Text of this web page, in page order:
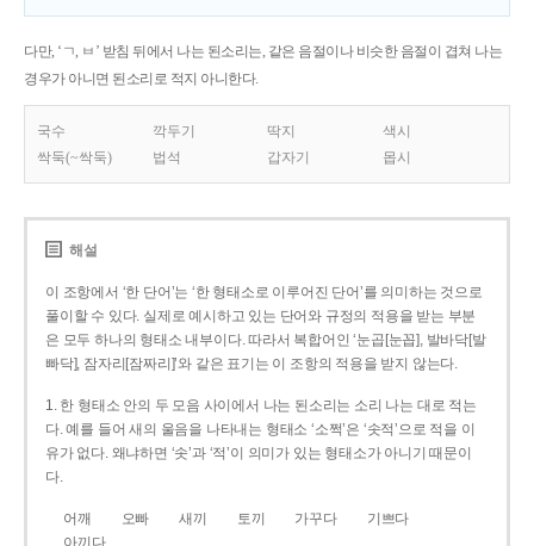
다만, ‘ㄱ, ㅂ’ 받침 뒤에서 나는 된소리는, 같은 음절이나 비슷한 음절이 겹쳐 나는
경우가 아니면 된소리로 적지 아니한다.
국수 깍두기 딱지
색시
싹둑(~싹둑)
법석 갑자기 몹시
해설
이 조항에서 ‘한 단어’는 ‘한 형태소로 이루어진 단어’를 의미하는 것으로
풀이할 수 있다. 실제로 예시하고 있는 단어와 규정의 적용을 받는 부분
은 모두 하나의 형태소 내부이다. 따라서 복합어인 ‘눈곱[눈꼽], 발바닥[발
빠닥], 잠자리[잠짜리]’와 같은 표기는 이 조항의 적용을 받지 않는다.
1. 한 형태소 안의 두 모음 사이에서 나는 된소리는 소리 나는 대로 적는
다. 예를 들어 새의 울음을 나타내는 형태소 ‘소쩍’은 ‘솟적’으로 적을 이
유가 없다. 왜냐하면 ‘솟’과 ‘적’이 의미가 있는 형태소가 아니기 때문이
다.
어깨 오빠 새끼 토끼 가꾸다
기쁘다
아끼다